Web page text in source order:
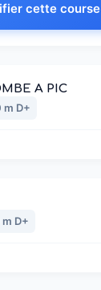
cette course
A PIC
m D+
D+